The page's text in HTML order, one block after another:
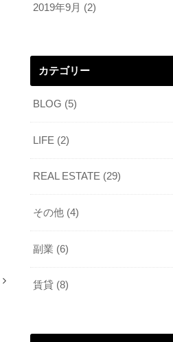
2019年9月 (2)
カテゴリー
BLOG (5)
LIFE (2)
REAL ESTATE (29)
その他 (4)
副業 (6)
賃貸 (8)